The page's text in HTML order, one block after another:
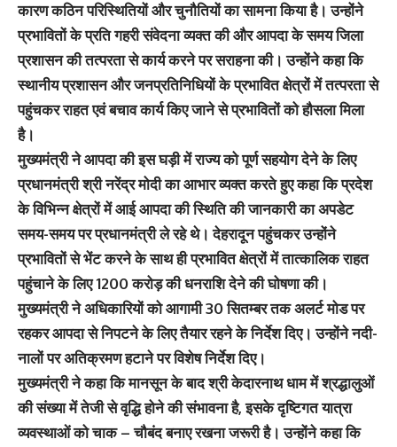
कारण कठिन परिस्थितियों और चुनौतियों का सामना किया है। उन्होंने
प्रभावितों के प्रति गहरी संवेदना व्यक्त की और आपदा के समय जिला
प्रशासन की तत्परता से कार्य करने पर सराहना की। उन्होंने कहा कि
स्थानीय प्रशासन और जनप्रतिनिधियों के प्रभावित क्षेत्रों में तत्परता से
पहुंचकर राहत एवं बचाव कार्य किए जाने से प्रभावितों को हौसला मिला
है।
मुख्यमंत्री ने आपदा की इस घड़ी में राज्य को पूर्ण सहयोग देने के लिए
प्रधानमंत्री श्री नरेंद्र मोदी का आभार व्यक्त करते हुए कहा कि प्रदेश
के विभिन्न क्षेत्रों में आई आपदा की स्थिति की जानकारी का अपडेट
समय-समय पर प्रधानमंत्री ले रहे थे। देहरादून पहुंचकर उन्होंने
प्रभावितों से भेंट करने के साथ ही प्रभावित क्षेत्रों में तात्कालिक राहत
पहुंचाने के लिए 1200 करोड़ की धनराशि देने की घोषणा की।
मुख्यमंत्री ने अधिकारियों को आगामी 30 सितम्बर तक अलर्ट मोड पर
रहकर आपदा से निपटने के लिए तैयार रहने के निर्देश दिए। उन्होंने नदी-
नालों पर अतिक्रमण हटाने पर विशेष निर्देश दिए।
मुख्यमंत्री ने कहा कि मानसून के बाद श्री केदारनाथ धाम में श्रद्धालुओं
की संख्या में तेजी से वृद्धि होने की संभावना है, इसके दृष्टिगत यात्रा
व्यवस्थाओं को चाक – चौबंद बनाए रखना जरूरी है। उन्होंने कहा कि